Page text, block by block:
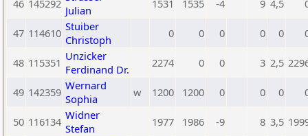
46 145292 Julian
1531 1535 -4 9 4,5
47 114610 Stuiber
Christoph
0 0 0 0 0
48 115351 Unzicker
Ferdinand Dr.
2274 0 0 3 2,5
49 142359 Wernard
Sophia
w 1200 1200 0 0 0
50 116134 Widner
Stefan
1977 1986 -9 8 3,5